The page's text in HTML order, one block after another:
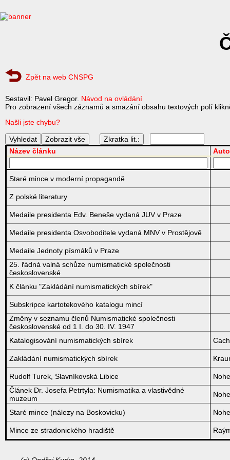
Zpět na web CNSPG
Sestavil: Pavel Gregor. Návod na ovládání
Pro zobrazení všech záznamů a smazání obsahu textových polí
Našli jste chybu?
Zkratka lit.:
Název článku
Staré mince v moderní propagandě
Z polské literatury
Medaile presidenta Edv. Beneše vydaná JUV v Praze
Medaile presidenta Osvoboditele vydaná MNV v Prostějově
Medaile Jednoty písmáků v Praze
25. řádná valná schůze numismatické společnosti
československé
K článku "Zakládání numismatických sbírek"
Subskripce kartotekového katalogu mincí
Změny v seznamu členů Numismatické společnosti
československé od 1 I. do 30. IV. 1947
Katalogisování numismatických sbírek
Zakládání numismatických sbírek
Rudolf Turek, Slavníkovská Libice
Článek Dr. Josefa Petrtyla: Numismatika a vlastivědné
muzeum
Staré mince (nálezy na Boskovicku)
Mince ze stradonického hradiště